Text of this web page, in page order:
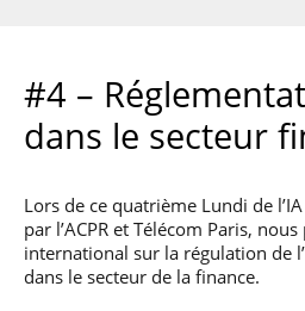
#4 –
dans le secteur
Lors de ce quatrième Lundi de
par l’ACPR et Télécom Paris,
international sur la régulation de
dans le secteur de la finance.